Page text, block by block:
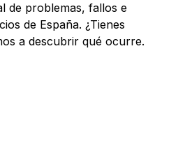
de problemas, fallos e
de España. ¿Tienes
a descubrir qué ocurre.